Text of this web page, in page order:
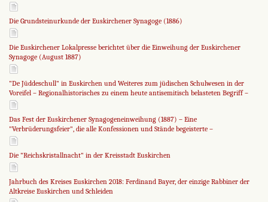
Die Grundsteinurkunde der Euskirchener Synagoge (1886)
Die Euskirchener Lokalpresse berichtet über die Einweihung der Euskirchener
Synagoge (August 1887)
"De Jüddeschull" in Euskirchen und Weiteres zum jüdischen Schulwesen in der
Voreifel – Regionalhistorisches zu einem heute antisemitisch belasteten Begriff –
Das Fest der Euskirchener Synagogeneinweihung (1887) – Eine
"Verbrüderungsfeier", die alle Konfessionen und Stände begeisterte –
Die "Reichskristallnacht" in der Kreisstadt Euskirchen
Jahrbuch des Kreises Euskirchen 2018: Ferdinand Bayer, der einzige Rabbiner der
Altkreise Euskirchen und Schleiden